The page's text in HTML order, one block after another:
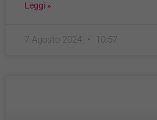
Leggi »
7 Agosto 2024 10:57